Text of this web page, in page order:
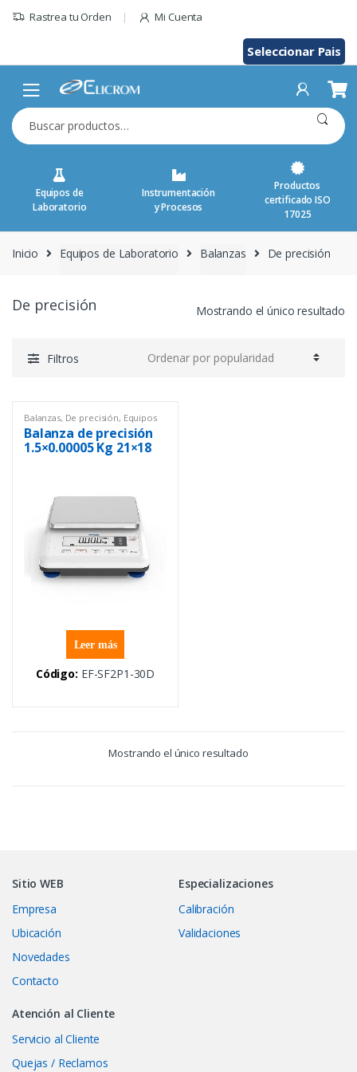
Rastrea tu Orden Mi Cuenta
Seleccionar Pais
Buscar
por:
Equipos de
Laboratorio
Instrumentación
y Procesos
Productos
certificado ISO
17025
Inicio Equipos de Laboratorio Balanzas De precisión
De precisión Mostrando el único resultado
Filtros
Balanzas, De precisión, Equipos
de Laboratorio
Balanza de precisión
1.5×0.00005 Kg 21×18
Leer más
Código: EF-SF2P1-30D
Mostrando el único resultado
Sitio WEB
Empresa
Ubicación
Novedades
Contacto
Especializaciones
Calibración
Validaciones
Atención al Cliente
Servicio al Cliente
Quejas / Reclamos